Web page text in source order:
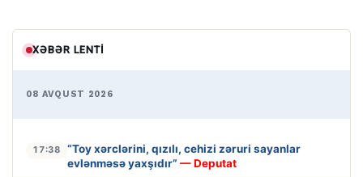
XƏBƏR LENTI
08 AVQUST 2026
17:38
“Toy xərclərini, qızılı, cehizi zəruri sayanlar
evlənməsə yaxşıdır” — Deputat